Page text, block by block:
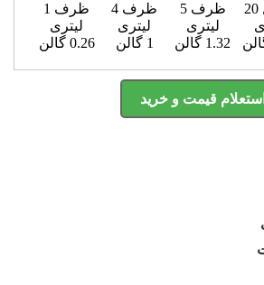
سطل 20
ظرف 5
لیتری
1.32 گالن
ظرف 4
لیتری
1 گالن
ظرف 1
لیتری
0.26 گالن
استعلام قیمت و خرید